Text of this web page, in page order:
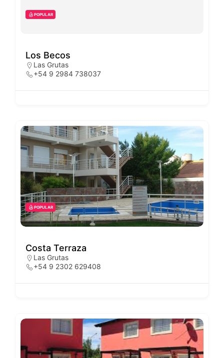
POPULAR
Los Becos
Las Grutas
+54 9 2984 738037
POPULAR
Costa Terraza
Las Grutas
+54 9 2302 629408